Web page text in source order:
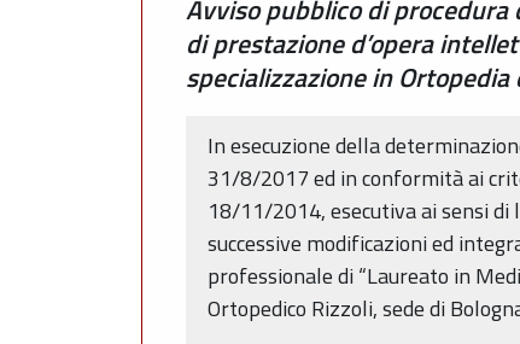
Avviso pubblico di
di prestazione d’opera
specializzazione in
In esecuzione della
31/8/2017 ed in conformità ai
18/11/2014, esecutiva ai sensi di
successive modificazioni ed
professionale di “Laureato in
Ortopedico Rizzoli, sede di